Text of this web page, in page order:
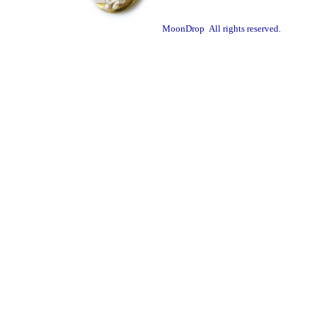
MoonDrop All rights reserved.